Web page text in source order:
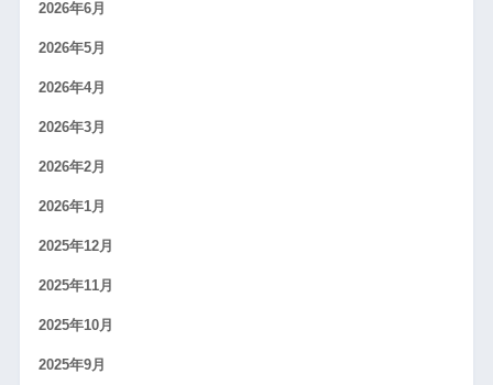
2026年6月
2026年5月
2026年4月
2026年3月
2026年2月
2026年1月
2025年12月
2025年11月
2025年10月
2025年9月